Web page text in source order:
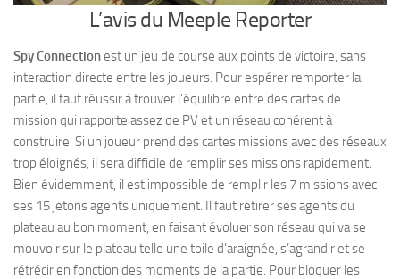
L’avis du Meeple Reporter
Spy Connectionest un jeu de course aux points de victoire, sans
interaction directe entre les joueurs. Pour espérer remporter la
partie, il faut réussir à trouver l’équilibre entre des cartes de
mission qui rapporte assez de PV et un réseau cohérent à
construire. Si un joueur prend des cartes missions avec des réseaux
trop éloignés, il sera difficile de remplir ses missions rapidement.
Bien évidemment, il est impossible de remplir les 7 missions avec
ses 15 jetons agents uniquement. Il faut retirer ses agents du
plateau au bon moment, en faisant évoluer son réseau qui va se
mouvoir sur le plateau telle une toile d’araignée, s’agrandir et se
rétrécir en fonction des moments de la partie. Pour bloquer les